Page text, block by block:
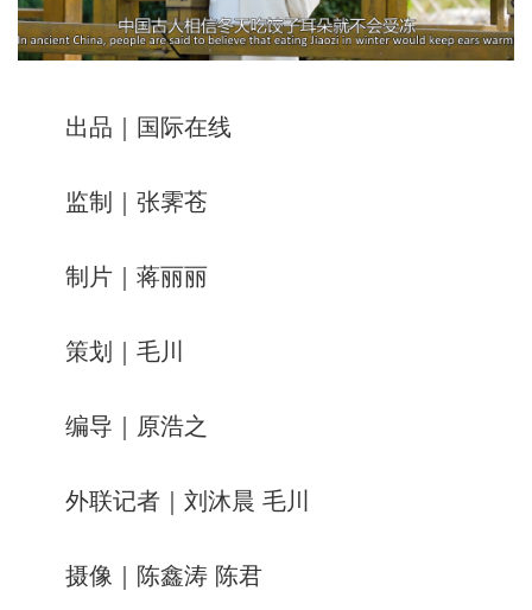
出品｜国际在线
监制｜张霁苍
制片｜蒋丽丽
策划｜毛川
编导｜原浩之
外联记者｜刘沐晨 毛川
摄像｜陈鑫涛 陈君